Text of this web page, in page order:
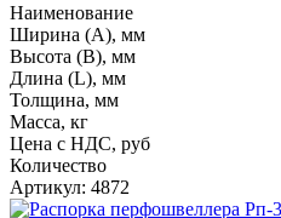
Наименование
Ширина (А), мм
Высота (В), мм
Длина (L), мм
Толщина, мм
Масса, кг
Цена с НДС, руб
Количество
Артикул: 4872